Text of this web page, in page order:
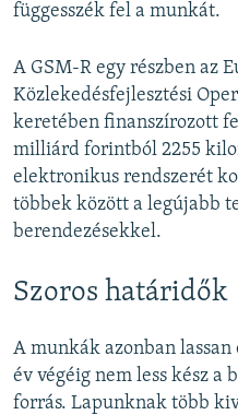
függesszék fel a munkát.
A GSM-R egy részben az
Közlekedésfejlesztési
keretében finanszírozott
milliárd forintból 2255
elektronikus rendszerét
többek között a legújabb
berendezésekkel.
Szoros határidők
A munkák azonban
év végéig nem less kész a
forrás. Lapunknak több